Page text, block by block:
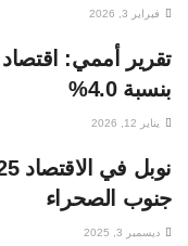
فبراير 3, 2026
تقرير أممي: اقتصاد
بنسبة 4.0%
يناير 12, 2026
جنوب الصحراء
ديسمبر 3, 2025